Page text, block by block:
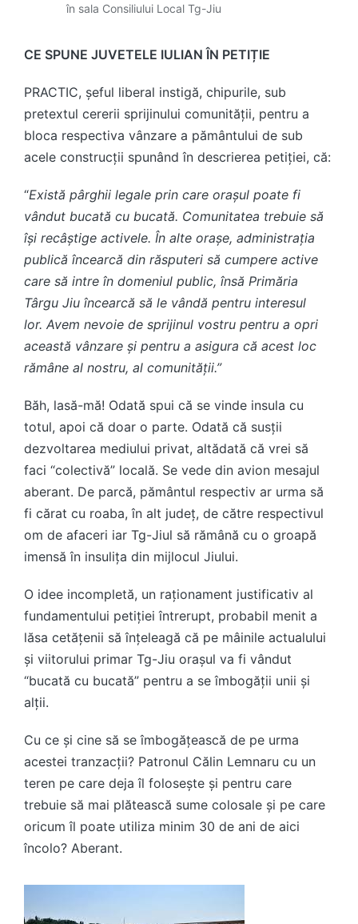
în sala Consiliului Local Tg-Jiu
CE SPUNE JUVETELE IULIAN ÎN PETIȚIE
PRACTIC, șeful liberal instigă, chipurile, sub
pretextul cererii sprijinului comunității, pentru a
bloca respectiva vânzare a pământului de sub
acele construcții spunând în descrierea petiției, că:
“Există pârghii legale prin care orașul poate fi
vândut bucată cu bucată. Comunitatea trebuie să
își recâștige activele. În alte orașe, administrația
publică încearcă din răsputeri să cumpere active
care să intre în domeniul public, însă Primăria
Târgu Jiu încearcă să le vândă pentru interesul
lor. Avem nevoie de sprijinul vostru pentru a opri
această vânzare și pentru a asigura că acest loc
rămâne al nostru, al comunității.”
Băh, lasă-mă! Odată spui că se vinde insula cu
totul, apoi că doar o parte. Odată că susții
dezvoltarea mediului privat, altădată că vrei să
faci “colectivă” locală. Se vede din avion mesajul
aberant. De parcă, pământul respectiv ar urma să
fi cărat cu roaba, în alt județ, de către respectivul
om de afaceri iar Tg-Jiul să rămână cu o groapă
imensă în insulița din mijlocul Jiului.
O idee incompletă, un raționament justificativ al
fundamentului petiției întrerupt, probabil menit a
lăsa cetățenii să înțeleagă că pe mâinile actualului
și viitorului primar Tg-Jiu orașul va fi vândut
“bucată cu bucată” pentru a se îmbogății unii și
alții.
Cu ce și cine să se îmbogățească de pe urma
acestei tranzacții? Patronul Călin Lemnaru cu un
teren pe care deja îl folosește și pentru care
trebuie să mai plătească sume colosale și pe care
oricum îl poate utiliza minim 30 de ani de aici
încolo? Aberant.